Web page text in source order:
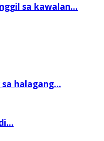
sa kawalan...
halagang...